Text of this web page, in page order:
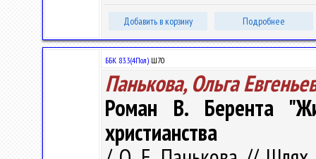
Добавить в корзину Подробнее
ББК 83.3(4Пол) Ш70
Панькова, Ольга
Роман В. Берента
христианства